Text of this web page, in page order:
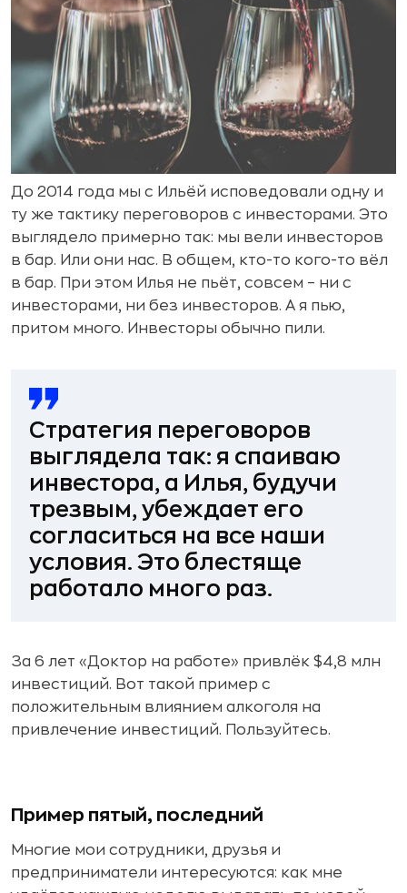
До 2014 года мы с Ильёй исповедовали одну и
ту же тактику переговоров с инвесторами. Это
выглядело примерно так: мы вели инвесторов
в бар. Или они нас. В общем, кто-то кого-то вёл
в бар. При этом Илья не пьёт, совсем – ни с
инвесторами, ни без инвесторов. А я пью,
притом много. Инвесторы обычно пили.
Стратегия переговоров
выглядела так: я спаиваю
инвестора, а Илья, будучи
трезвым, убеждает его
согласиться на все наши
условия. Это блестяще
работало много раз.
За 6 лет «Доктор на работе» привлёк $4,8 млн
инвестиций. Вот такой пример с
положительным влиянием алкоголя на
привлечение инвестиций. Пользуйтесь.
Пример пятый, последний
Многие мои сотрудники, друзья и
предприниматели интересуются: как мне